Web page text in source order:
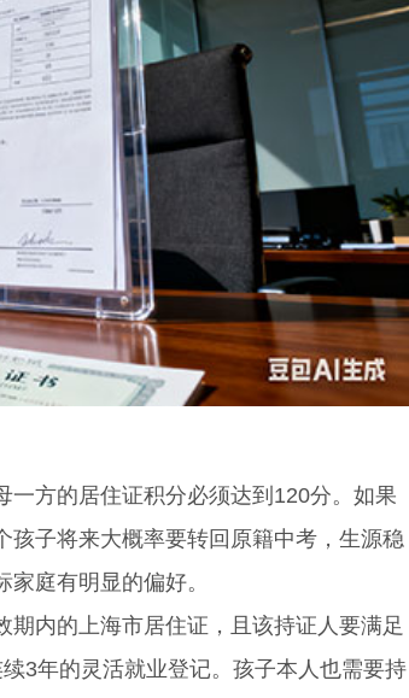
方的居住证积分必须达到120分。如果
子将来大概率要转回原籍中考，生源稳
庭有明显的偏好。
内的上海市居住证，且该持证人要满足
3年的灵活就业登记。孩子本人也需要持